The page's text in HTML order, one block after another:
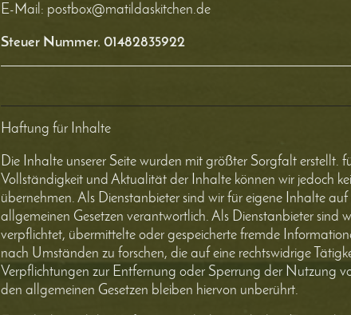
E-Mail: postbox@matildaskitchen.de
Steuer Nummer. 01482835922
Haftung für Inhalte
Die Inhalte unserer Seite wurden mit größter Sorgfalt erstellt.
Vollständigkeit und Aktualität der Inhalte können wir jedoch
übernehmen. Als Dienstanbieter sind wir für eigene Inhalte auf
allgemeinen Gesetzen verantwortlich. Als Dienstanbieter sind
verpflichtet, übermittelte oder gespeicherte fremde
nach Umständen zu forschen, die auf eine rechtswidrige
Verpflichtungen zur Entfernung oder Sperrung der Nutzung
den allgemeinen Gesetzen bleiben hiervon unberührt.